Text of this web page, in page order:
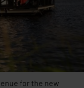
for the new